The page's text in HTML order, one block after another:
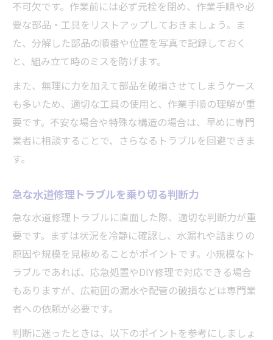
不可欠です。作業前には必ず元栓を閉め、作業手順や必
要な部品・工具をリストアップしておきましょう。ま
た、分解した部品の順番や位置を写真で記録しておく
と、組み立て時のミスを防げます。
また、無理に力を加えて部品を破損させてしまうケース
も多いため、適切な工具の使用と、作業手順の理解が重
要です。不安な場合や特殊な構造の場合は、早めに専門
業者に相談することで、さらなるトラブルを回避できま
す。
急な水道修理トラブルを乗り切る判断力
急な水道修理トラブルに直面した際、適切な判断力が重
要です。まずは状況を冷静に確認し、水漏れや詰まりの
原因や規模を見極めることがポイントです。小規模なト
ラブルであれば、応急処置やDIY修理で対応できる場合
もありますが、広範囲の漏水や配管の破損などは専門業
者への依頼が必要です。
判断に迷ったときは、以下のポイントを参考にしましょ